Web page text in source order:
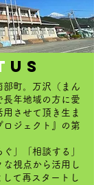
us
部町。万沢（まん
長年地域の方に愛
させて頂き生ま
ロジェクト』の第
」「相談する」
な視点から活用し
て再スタートし